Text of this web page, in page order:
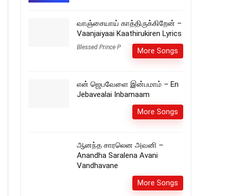
வாஞ்சையாய் காத்திருக்கிறேன் –
Vaanjaiyaai Kaathirukiren Lyrics
Blessed Prince P More Songs
என் ஜெபவேளை இன்பமாம் – En
Jebavealai Inbamaam
More Songs
ஆனந்த சாரலென அவனி –
Anandha Saralena Avani
Vandhavane
More Songs